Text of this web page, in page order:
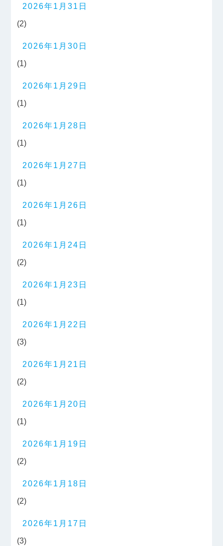
2026年1月31日
(2)
2026年1月30日
(1)
2026年1月29日
(1)
2026年1月28日
(1)
2026年1月27日
(1)
2026年1月26日
(1)
2026年1月24日
(2)
2026年1月23日
(1)
2026年1月22日
(3)
2026年1月21日
(2)
2026年1月20日
(1)
2026年1月19日
(2)
2026年1月18日
(2)
2026年1月17日
(3)